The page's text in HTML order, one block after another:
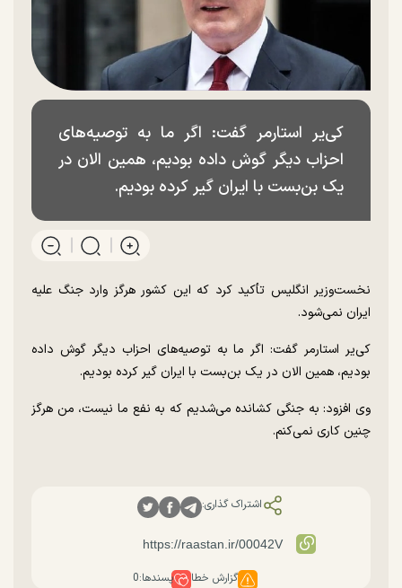
کی‌یر استارمر گفت: اگر ما به توصیه‌های
احزاب دیگر گوش داده بودیم، همین الان در
یک بن‌بست با ایران گیر کرده بودیم.
نخست‌وزیر انگلیس تأکید کرد که این کشور هرگز وارد جنگ علیه
ایران نمی‌شود.
کی‌یر استارمر گفت: اگر ما به توصیه‌های احزاب دیگر گوش داده
بودیم، همین الان در یک بن‌بست با ایران گیر کرده بودیم.
وی افزود: به جنگی کشانده می‌شدیم که به نفع ما نیست، من هرگز
چنین کاری نمی‌کنم.
اشتراک گذاری:
گزارش خطا پسندها:0